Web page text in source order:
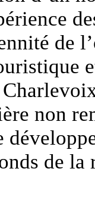
de
non
de